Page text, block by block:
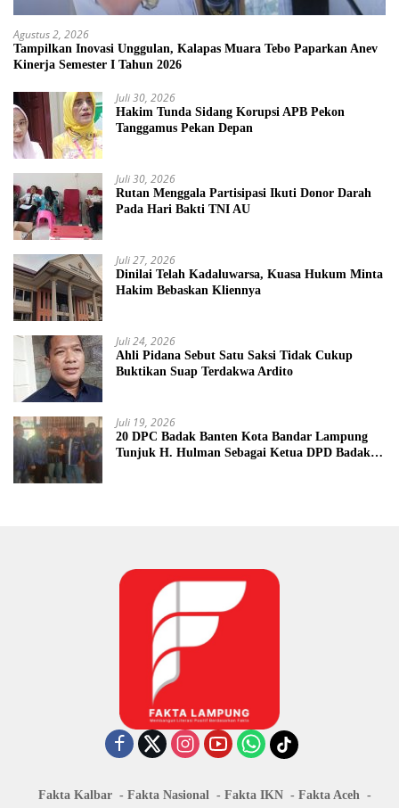
Agustus 2, 2026
Tampilkan Inovasi Unggulan, Kalapas Muara Tebo Paparkan Anev
Kinerja Semester I Tahun 2026
Juli 30, 2026
Hakim Tunda Sidang Korupsi APB Pekon
Tanggamus Pekan Depan
Juli 30, 2026
Rutan Menggala Partisipasi Ikuti Donor Darah
Pada Hari Bakti TNI AU
Juli 27, 2026
Dinilai Telah Kadaluwarsa, Kuasa Hukum Minta
Hakim Bebaskan Kliennya
Juli 24, 2026
Ahli Pidana Sebut Satu Saksi Tidak Cukup
Buktikan Suap Terdakwa Ardito
Juli 19, 2026
20 DPC Badak Banten Kota Bandar Lampung
Tunjuk H. Hulman Sebagai Ketua DPD Badak
Fakta Kalbar Fakta Nasional Fakta IKN
Fakta Aceh